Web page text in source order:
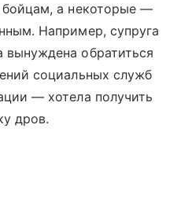
бойцам, а некоторые —
Например, супруга
обратиться
социальных служб
— хотела получить
дров.